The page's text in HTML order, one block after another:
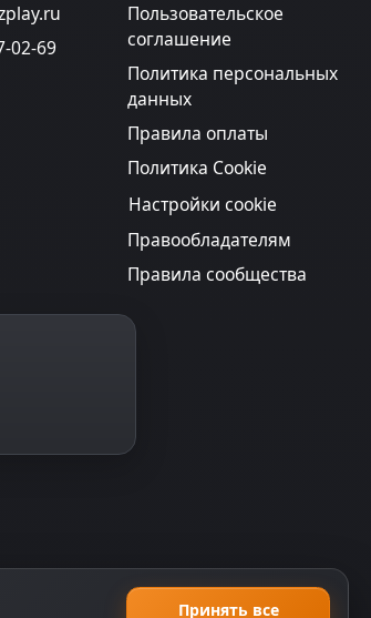
02-69
Пользовательское
соглашение
Политика персональных
данных
Правила оплаты
Политика Cookie
Настройки cookie
Правообладателям
Правила сообщества
Принять все